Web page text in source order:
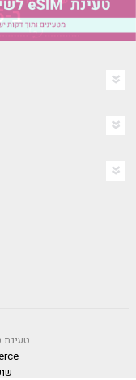
טעינת